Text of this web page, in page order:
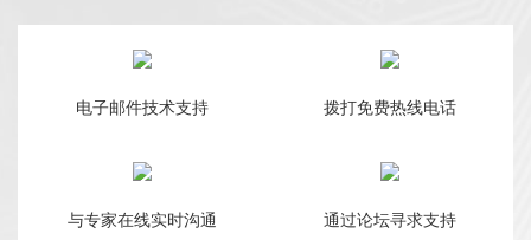
电子邮件技术支持 拨打免费热线电话
与专家在线实时沟通 通过论坛寻求支持